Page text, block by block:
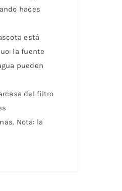
haces
está
la fuente
pueden
del filtro
Nota: la